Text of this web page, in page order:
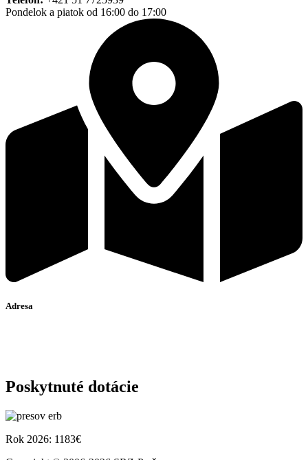
Pondelok a piatok od 16:00 do 17:00
Adresa
Poskytnuté dotácie
Rok 2026: 1183€